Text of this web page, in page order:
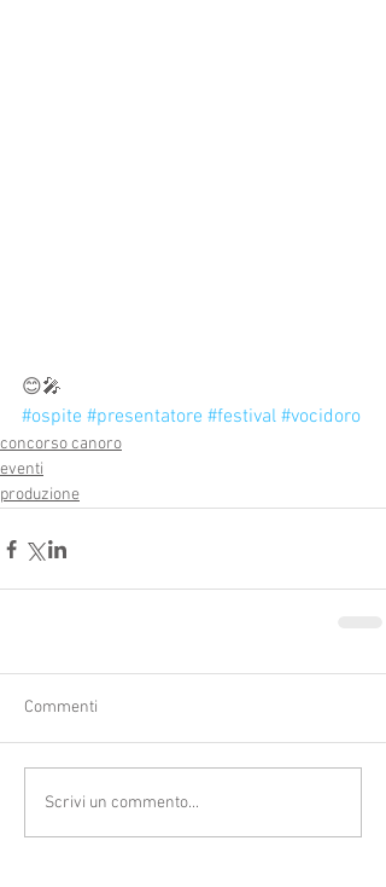
😊🎤
#ospite #presentatore #festival #vocidoro
concorso canoro
eventi
produzione
Commenti
Scrivi un commento...